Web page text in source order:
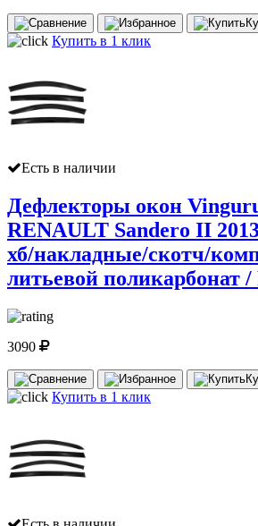
Купить в 1 клик
Есть в наличии
Дефлекторы окон
RENAULT Sandero II
хб/накладные/скотч/
литьевой поликарбонат
3090
Купить в 1 клик